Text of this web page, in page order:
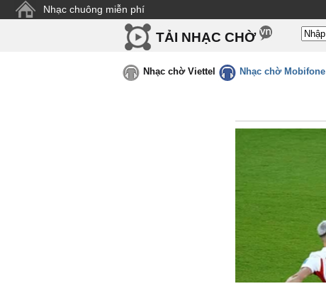
Nhạc chuông miễn phí
TẢI NHẠC CHỜ
Nhạc chờ Viettel Nhạc chờ Mobifone